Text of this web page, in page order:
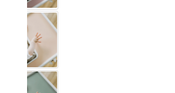
Creme